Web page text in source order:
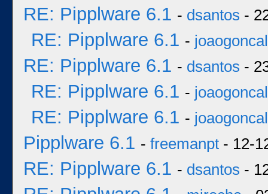
RE: Pipplware 6.1 - dsantos -
RE: Pipplware 6.1 -
RE: Pipplware 6.1 - dsantos -
RE: Pipplware 6.1 -
RE: Pipplware 6.1 -
Pipplware 6.1 - freemanpt - 12-
RE: Pipplware 6.1 - dsantos -